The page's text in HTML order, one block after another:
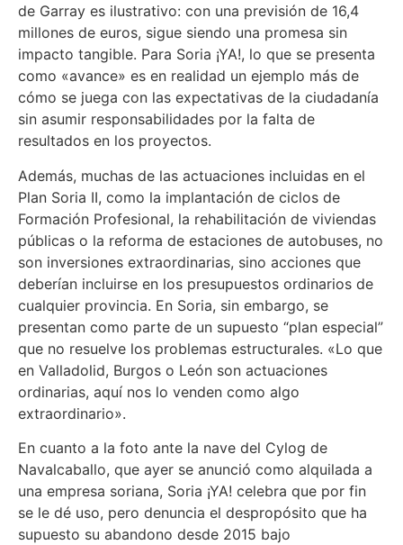
de Garray es ilustrativo: con una previsión de 16,4
millones de euros, sigue siendo una promesa sin
impacto tangible. Para Soria ¡YA!, lo que se presenta
como «avance» es en realidad un ejemplo más de
cómo se juega con las expectativas de la ciudadanía
sin asumir responsabilidades por la falta de
resultados en los proyectos.
Además, muchas de las actuaciones incluidas en el
Plan Soria II, como la implantación de ciclos de
Formación Profesional, la rehabilitación de viviendas
públicas o la reforma de estaciones de autobuses, no
son inversiones extraordinarias, sino acciones que
deberían incluirse en los presupuestos ordinarios de
cualquier provincia. En Soria, sin embargo, se
presentan como parte de un supuesto “plan especial”
que no resuelve los problemas estructurales. «Lo que
en Valladolid, Burgos o León son actuaciones
ordinarias, aquí nos lo venden como algo
extraordinario».
En cuanto a la foto ante la nave del Cylog de
Navalcaballo, que ayer se anunció como alquilada a
una empresa soriana, Soria ¡YA! celebra que por fin
se le dé uso, pero denuncia el despropósito que ha
supuesto su abandono desde 2015 bajo